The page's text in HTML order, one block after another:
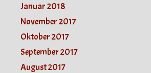
Januar 2018
November 2017
Oktober 2017
September 2017
August 2017